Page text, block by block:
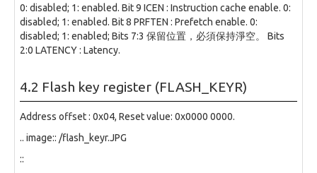
0: disabled; 1: enabled. Bit 9 ICEN : Instruction cache enable. 0:
disabled; 1: enabled. Bit 8 PRFTEN : Prefetch enable. 0:
disabled; 1: enabled; Bits 7:3 保留位置，必須保持淨空。 Bits
2:0 LATENCY : Latency.
4.2 Flash key register (FLASH_KEYR)
Address offset : 0x04, Reset value: 0x0000 0000.
.. image:: /flash_keyr.JPG
::